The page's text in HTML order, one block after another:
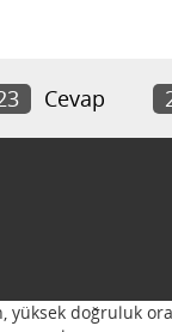
Cevap
doğruluk